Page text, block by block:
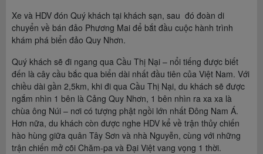
Xe và HDV đón Quý khách tại khách sạn, sau đó đoàn di
chuyển về bán đảo Phương Mai để bắt đầu cuộc hành trình
khám phá biển đảo Quy Nhơn.
Quý khách sẽ đi ngang qua Cầu Thị Nại – nổi tiếng được biết
đến là cây cầu bắc qua biển dài nhất đầu tiên của Việt Nam. Với
chiều dài gần 2,5km, khi đi qua Cầu Thị Nại, du khách sẽ được
ngắm nhìn 1 bên là Cảng Quy Nhơn, 1 bên nhìn ra xa xa là
chùa ông Núi – nơi có tượng phật ngồi lớn nhất Đông Nam Á.
Hơn nữa, du khách còn được nghe HDV kể về trận thủy chiến
hào hùng giữa quân Tây Sơn và nhà Nguyễn, cùng với những
trận chiến mở cõi Chăm-pa và Đại Việt vang vọng 1 thời.